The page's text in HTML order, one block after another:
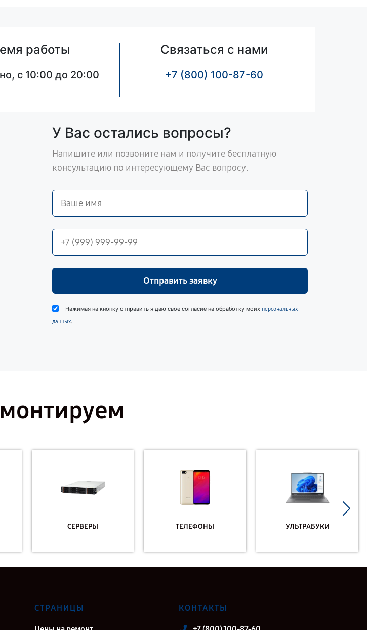
работы
с 10:00 до 20:00
Связаться с нами
+7 (800) 100-87-60
У Вас остались вопросы?
Напишите или позвоните нам и получите бесплатную
консультацию по интересующему Вас вопросу.
Отправить заявку
Нажимая на кнопку отправить я даю свое согласие на обработку моих персональных
данных.
СЕРВЕРЫ ТЕЛЕФОНЫ УЛЬТРАБУКИ
СТРАНИЦЫ КОНТАКТЫ